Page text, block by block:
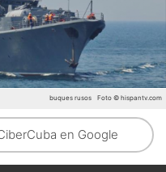
buques rusos Foto © hispantv.com
en Google